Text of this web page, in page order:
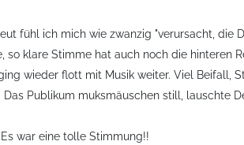
fühl ich mich wie zwanzig "verursacht, die
klare Stimme hat auch noch die hinteren
wieder flott mit Musik weiter. Viel Beifall,
Publikum muksmäuschen still, lauschte
war eine tolle Stimmung!!